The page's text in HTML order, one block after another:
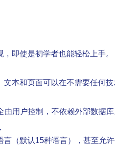
，即使是初学者也能轻松上手。
文本和页面可以在不需要任何
由用户控制，不依赖外部数据
言（默认15种语言），甚至允